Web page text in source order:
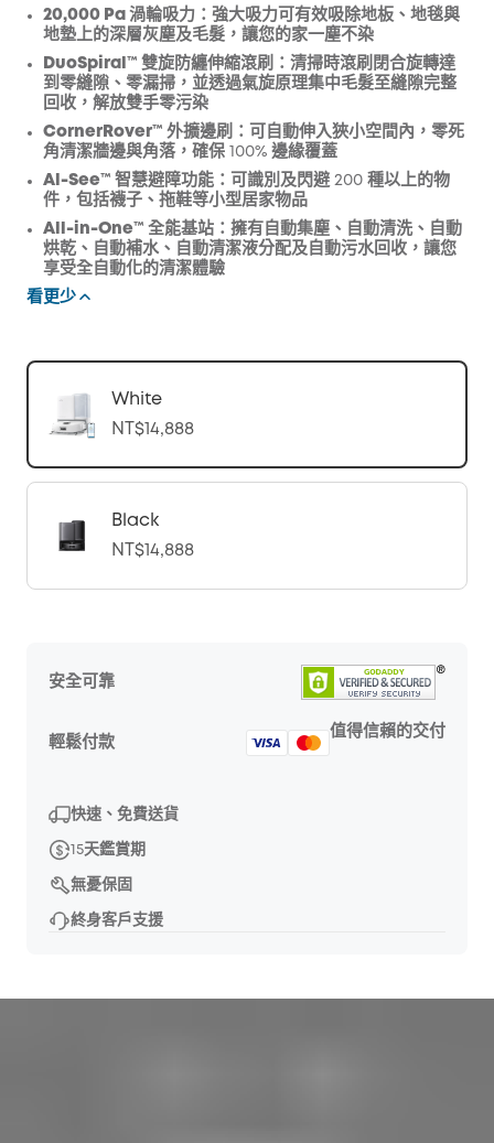
20,000 Pa 渦輪吸力： 強大吸力可有效吸除地板、地毯與
地墊上的深層灰塵及毛髮，讓您的家一塵不染
DuoSpiral™ 雙旋防纏伸縮滾刷： 清掃時滾刷閉合旋轉達
到零縫隙、零漏掃，並透過氣旋原理集中毛髮至縫隙完整
回收，解放雙手零污染
CornerRover™ 外擴邊刷： 可自動伸入狹小空間內，零死
角清潔牆邊與角落，確保 100% 邊緣覆蓋
Al-See™ 智慧避障功能： 可識別及閃避 200 種以上的物
件，包括襪子、拖鞋等小型居家物品
All-in-One™ 全能基站： 擁有自動集塵、自動清洗、自動
烘乾、自動補水、自動清潔液分配及自動污水回收，讓您
享受全自動化的清潔體驗
看更少
White
NT$14,888
Black
NT$14,888
安全可靠
輕鬆付款
值得信賴的交付
快速、免費送貨
15天鑑賞期
無憂保固
終身客戶支援